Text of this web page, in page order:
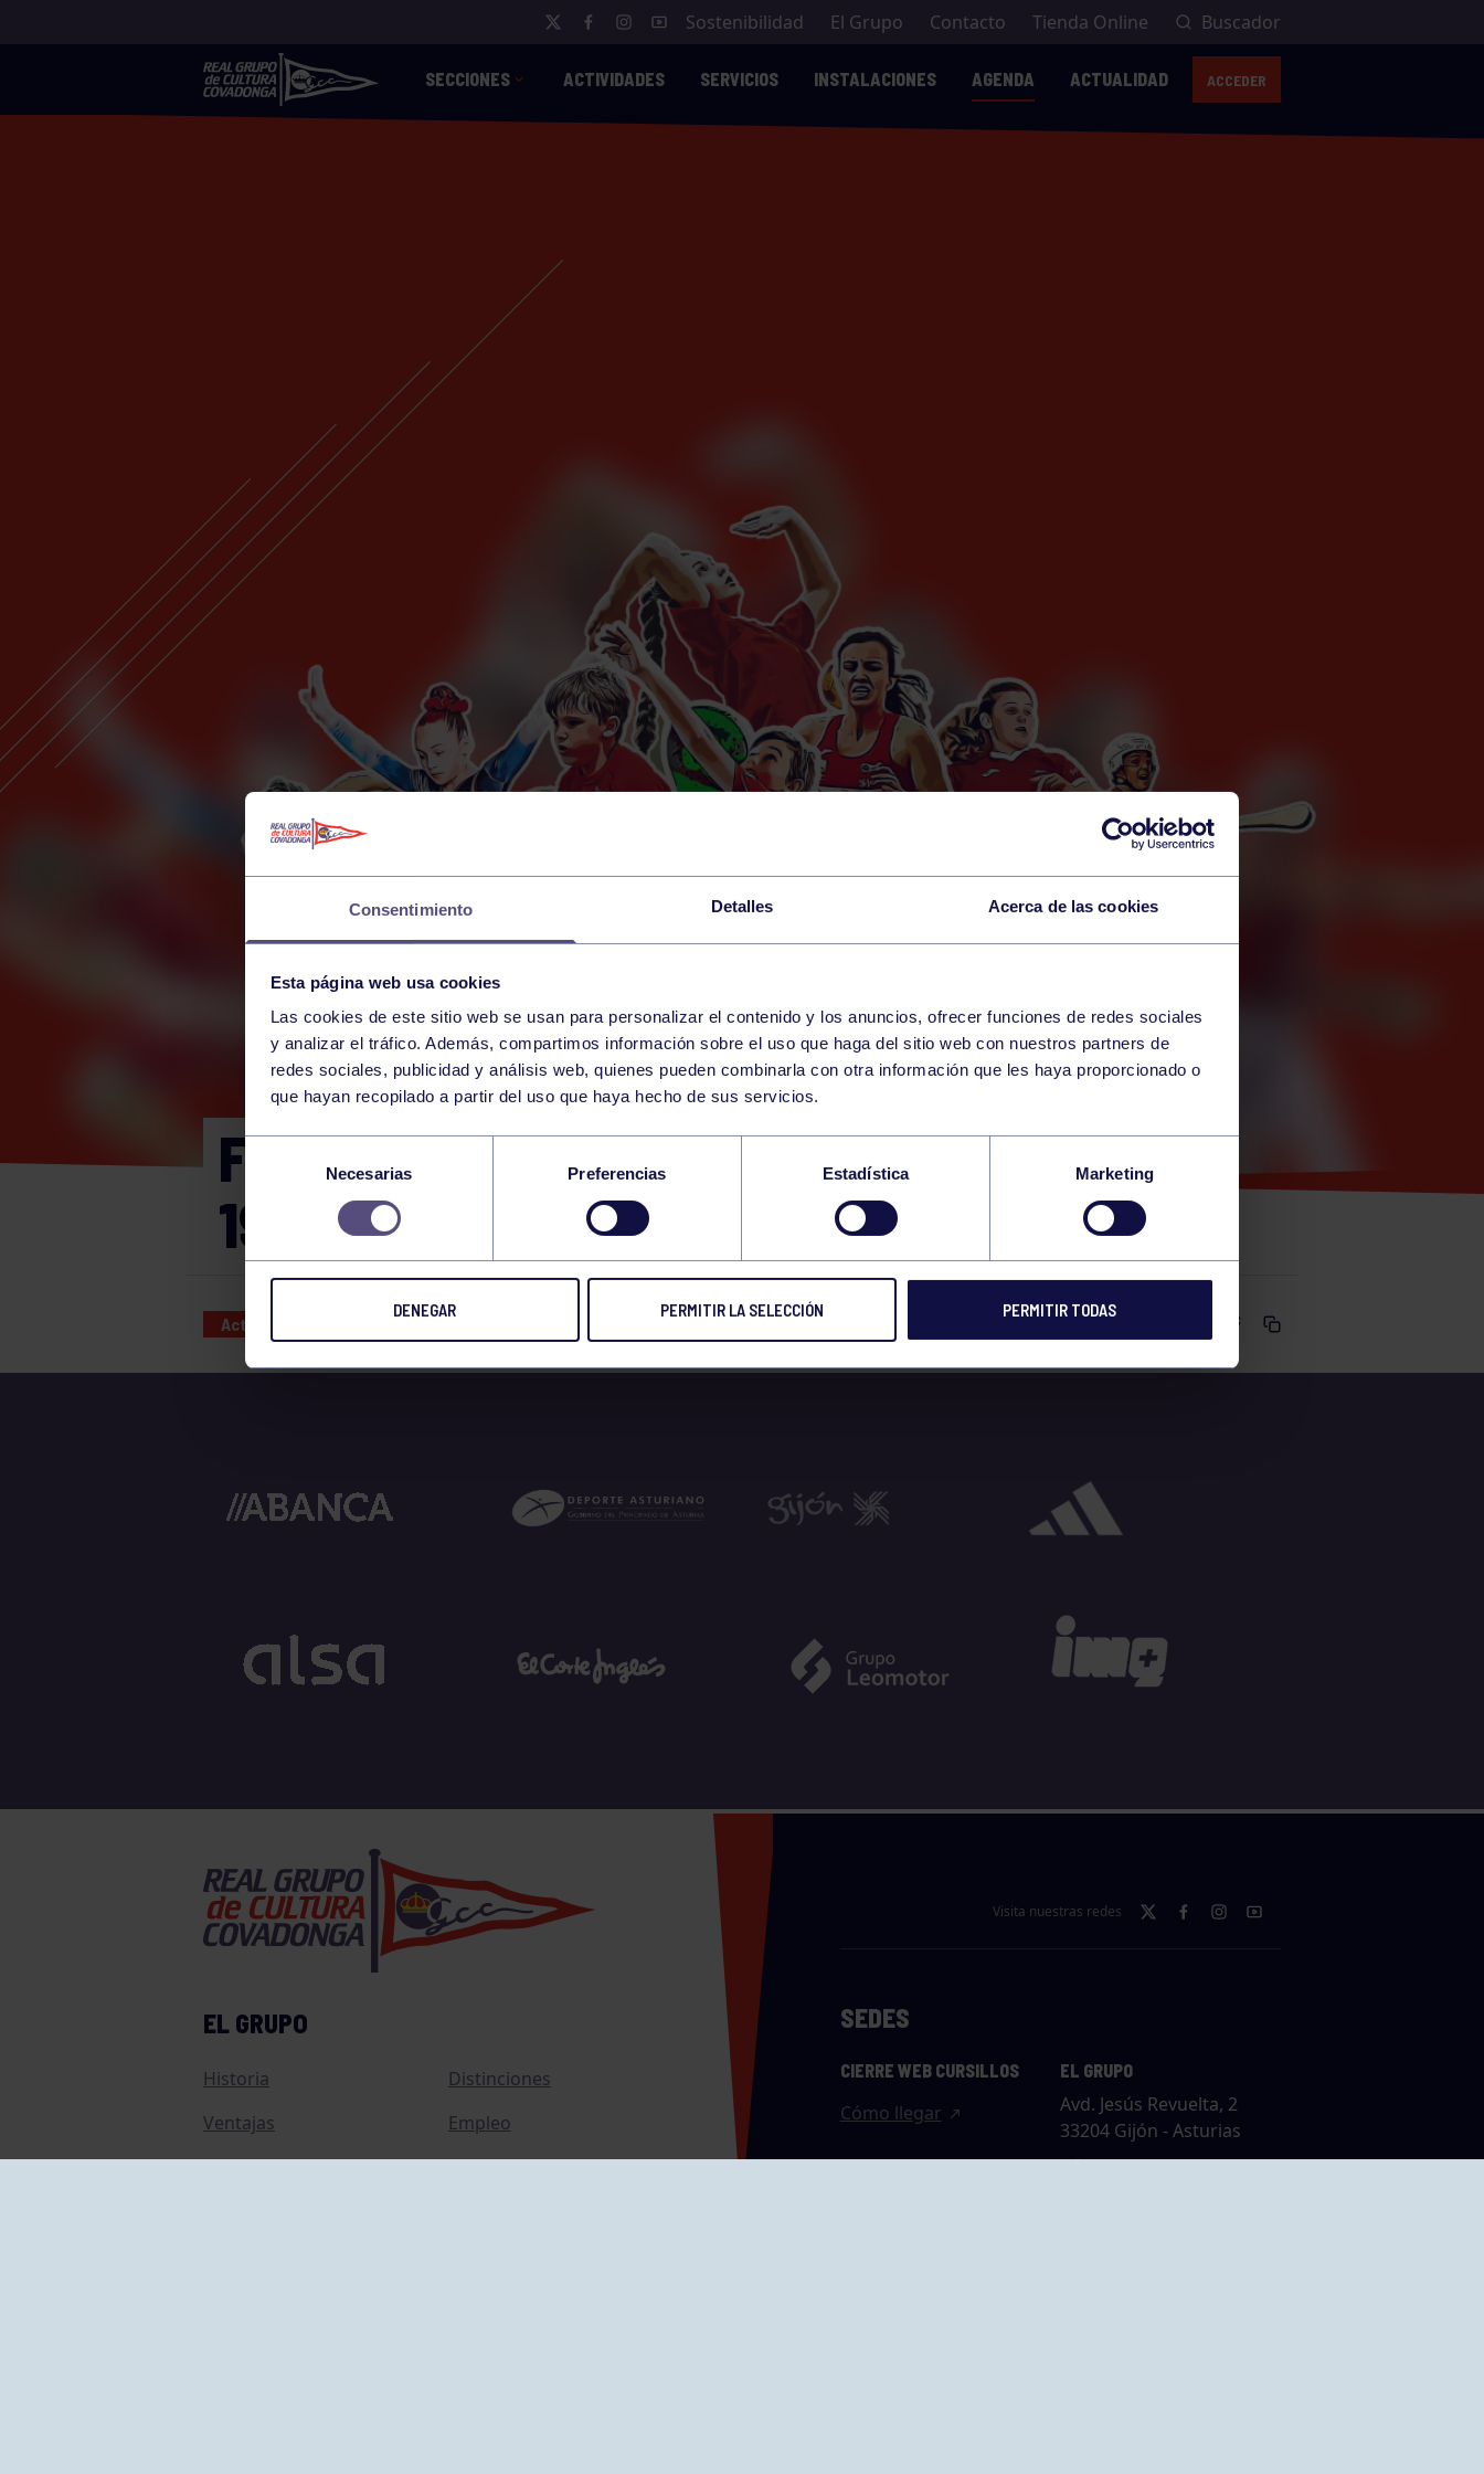
Consentimiento Detalles Acerca de las cookies
Esta página web usa cookies
Las cookies de este sitio web se usan para personalizar el contenido y los anuncios, ofrecer funciones de redes sociales
y analizar el tráfico. Además, compartimos información sobre el uso que haga del sitio web con nuestros partners de
redes sociales, publicidad y análisis web, quienes pueden combinarla con otra información que les haya proporcionado o
que hayan recopilado a partir del uso que haya hecho de sus servicios.
Selección
consentimiento
Necesarias Preferencias Estadística Marketing
DENEGAR PERMITIR LA SELECCIÓN PERMITIR TODAS
Sostenibilidad El Grupo Contacto Tienda Online Buscador
SECCIONES ACTIVIDADES SERVICIOS INSTALACIONES AGENDA ACTUALIDAD ACCEDER
4 TUESDAY
APRIL
FITNESS SEM. SANTA 4/4/23 ZUMBA
19:30H SALA AEROBIC
Actividades deportivas 04 APR 2023
EL GRUPO
Historia
Distinciones
Ventajas
Empleo
Junta directiva
Publicaciones
Visita nuestras redes
SEDES
CIERRE WEB CURSILLOS
Cómo llegar
EL GRUPO
Avd. Jesús Revuelta, 2
33204 Gijón - Asturias
Cómo llegar